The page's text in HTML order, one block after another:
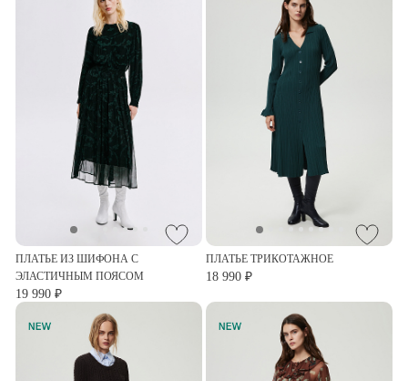
ПЛАТЬЕ ИЗ ШИФОНА С
ЭЛАСТИЧНЫМ ПОЯСОМ
19 990 ₽
ПЛАТЬЕ ТРИКОТАЖНОЕ
18 990 ₽